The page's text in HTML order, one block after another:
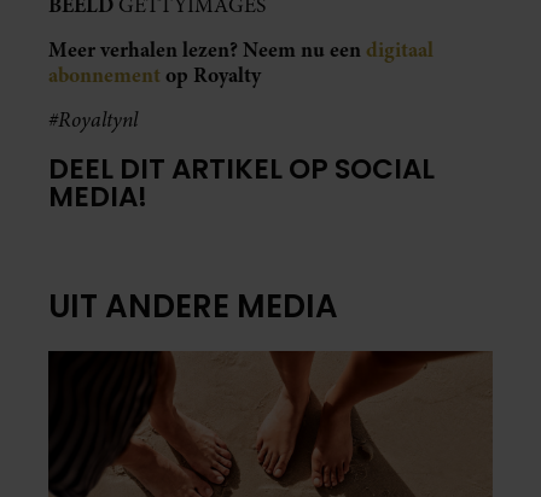
SANTE
WAAROM JE VOETEN OP
OPZWELLEN (EN WAT JE
ERAAN KUNT DOEN)
Zodra de temperatuur boven de 25 graden
uitkomt, lijken je sneakers in één klap een
maat kleiner. Sandalen knellen, slippers laten
een afdruk achter en aan het einde van de dag
voelen je voeten zwaar aan.